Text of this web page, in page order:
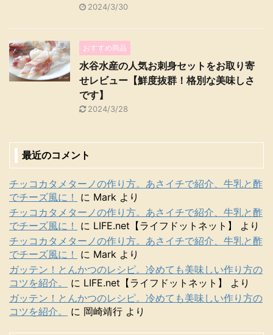
2024/3/30
おすすめ商品
水谷水産の人気お刺身セットをお取り寄
せレビュー【鮮度抜群！格別な美味しさ
です】
2024/3/28
最近のコメント
チッコカタメターノの作り方。あさイチで紹介、牛乳と酢
でチーズ風に！
に Mark より
チッコカタメターノの作り方。あさイチで紹介、牛乳と酢
でチーズ風に！
に LIFE.net【ライフドットネット】
より
チッコカタメターノの作り方。あさイチで紹介、牛乳と酢
でチーズ風に！
に Mark より
ガッテン！とんかつのレシピ。冷めても美味しい作り方の
コツを紹介。
に LIFE.net【ライフドットネット】
より
ガッテン！とんかつのレシピ。冷めても美味しい作り方の
コツを紹介。
に 岡崎靖行 より